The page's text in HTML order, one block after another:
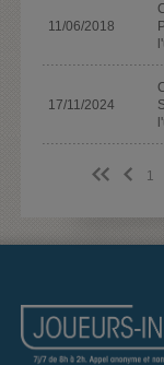
11/06/2018
17/11/2024
<< < 1